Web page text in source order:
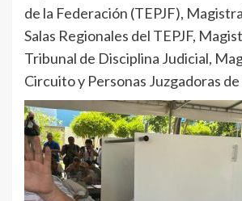
de la Federación (TEPJF),
Salas Regionales del TEPJF,
Tribunal de Disciplina Judicial,
Circuito y Personas Juzgadoras